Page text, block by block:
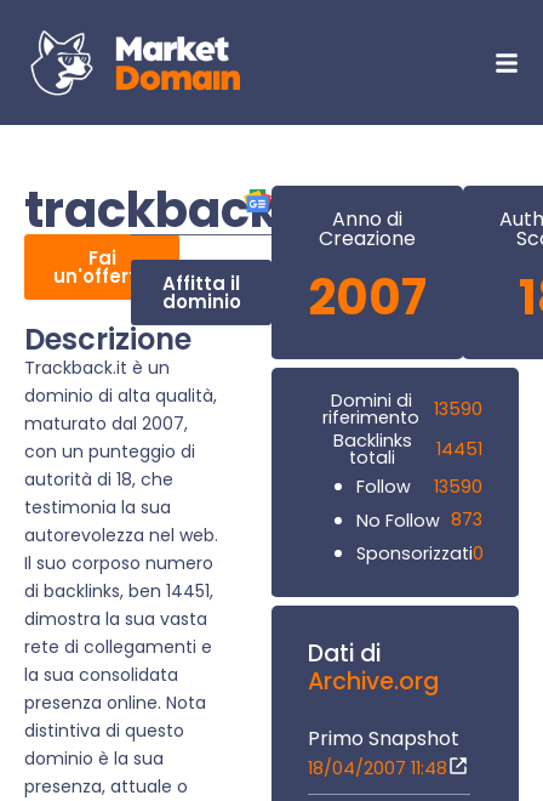
trackback.it
Fai
un'offerta Affitta il
dominio
Descrizione
Trackback.it è un
dominio di alta qualità,
maturato dal 2007,
con un punteggio di
autorità di 18, che
testimonia la sua
autorevolezza nel web.
Il suo corposo numero
di backlinks, ben 14451,
dimostra la sua vasta
rete di collegamenti e
la sua consolidata
presenza online. Nota
distintiva di questo
dominio è la sua
presenza, attuale o
Anno di
Creazione
2007
Domini di
riferimento
13590
Backlinks
totali
14451
Follow
13590
No Follow 873
Sponsorizzati0
Dati di
Archive.org
Primo Snapshot
18/04/2007 11:48